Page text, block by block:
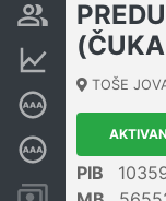
Vlasnička
Finansijski
Dubinska
Kreditni limit
TOŠE
AKTIVAN
PIB